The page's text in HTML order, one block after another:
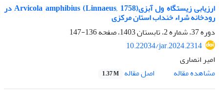
ارزیابی زیستگاه ول آبزیArvicola amphibius (Linnaeus, 1758) در
رودخانه شراء خنداب استان مرکزی
دوره 37، شماره 2، تابستان 1403، صفحه
136-147
10.22034/jar.2024.2314
امیر انصاری
مشاهده مقاله
اصل مقاله 1.37 M